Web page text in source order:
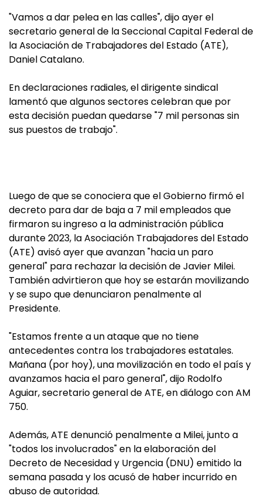
"Vamos a dar pelea en las calles", dijo ayer el
secretario general de la Seccional Capital Federal de
la Asociación de Trabajadores del Estado (ATE),
Daniel Catalano.
En declaraciones radiales, el dirigente sindical
lamentó que algunos sectores celebran que por
esta decisión puedan quedarse "7 mil personas sin
sus puestos de trabajo".
Luego de que se conociera que el Gobierno firmó el
decreto para dar de baja a 7 mil empleados que
firmaron su ingreso a la administración pública
durante 2023, la Asociación Trabajadores del Estado
(ATE) avisó ayer que avanzan "hacia un paro
general" para rechazar la decisión de Javier Milei.
También advirtieron que hoy se estarán movilizando
y se supo que denunciaron penalmente al
Presidente.
"Estamos frente a un ataque que no tiene
antecedentes contra los trabajadores estatales.
Mañana (por hoy), una movilización en todo el país y
avanzamos hacia el paro general", dijo Rodolfo
Aguiar, secretario general de ATE, en diálogo con AM
750.
Además, ATE denunció penalmente a Milei, junto a
"todos los involucrados" en la elaboración del
Decreto de Necesidad y Urgencia (DNU) emitido la
semana pasada y los acusó de haber incurrido en
abuso de autoridad.